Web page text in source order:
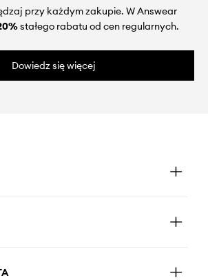
przy każdym zakupie. W Answear
stałego rabatu od cen regularnych.
Dowiedz się więcej